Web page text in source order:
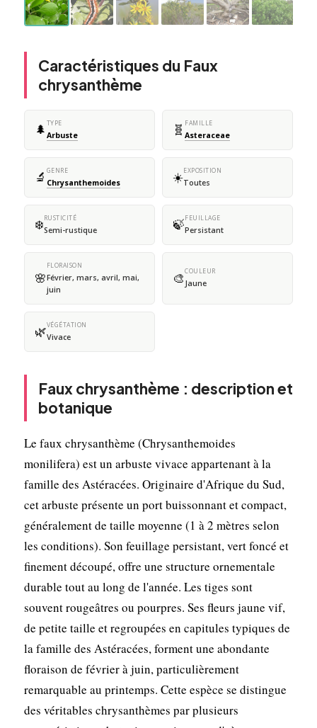
Caractéristiques du Faux
chrysanthème
🌲 TYPE
Arbuste 🧬 FAMILLE
Asteraceae
🔬 GENRE
Chrysanthemoides ☀️EXPOSITION
Toutes
❄️RUSTICITÉ
Semi-rustique 🍃FEUILLAGE
Persistant
🌸
FLORAISON
Février, mars, avril, mai,
juin
🎨COULEUR
Jaune
🌿VÉGÉTATION
Vivace
Faux chrysanthème : description et
botanique
Le faux chrysanthème (Chrysanthemoides
monilifera) est un arbuste vivace appartenant à la
famille des Astéracées. Originaire d'Afrique du Sud,
cet arbuste présente un port buissonnant et compact,
généralement de taille moyenne (1 à 2 mètres selon
les conditions). Son feuillage persistant, vert foncé et
finement découpé, offre une structure ornementale
durable tout au long de l'année. Les tiges sont
souvent rougeâtres ou pourpres. Ses fleurs jaune vif,
de petite taille et regroupées en capitules typiques de
la famille des Astéracées, forment une abondante
floraison de février à juin, particulièrement
remarquable au printemps. Cette espèce se distingue
des véritables chrysanthèmes par plusieurs